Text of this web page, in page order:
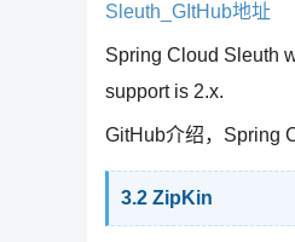
Sleuth_GItHub地址
Spring Cloud Sleuth
support is 2.x.
GitHub介绍，Spring
3.2 ZipKin